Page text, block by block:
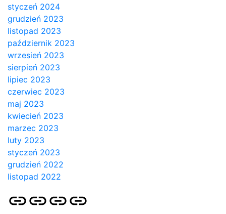
styczeń 2024
grudzień 2023
listopad 2023
październik 2023
wrzesień 2023
sierpień 2023
lipiec 2023
czerwiec 2023
maj 2023
kwiecień 2023
marzec 2023
luty 2023
styczeń 2023
grudzień 2022
listopad 2022
Strona
główna
Pozycjonowanie
Stron
SKLEP
SEO
BLOG